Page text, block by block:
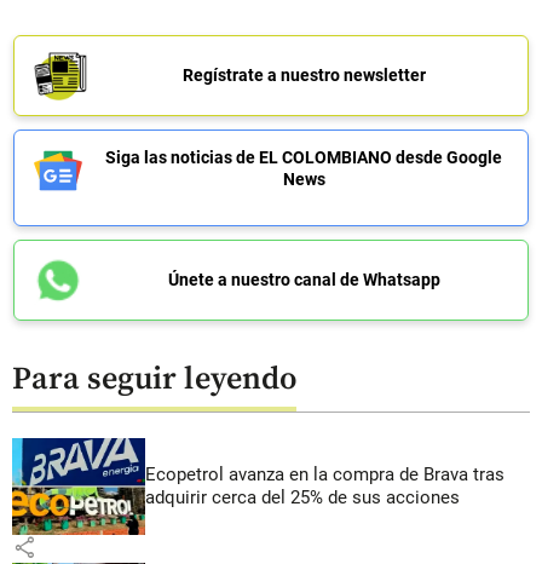
Regístrate a nuestro newsletter
Siga las noticias de EL COLOMBIANO desde Google
News
Únete a nuestro canal de Whatsapp
Para seguir leyendo
Ecopetrol avanza en la compra de Brava tras
adquirir cerca del 25% de sus acciones
share